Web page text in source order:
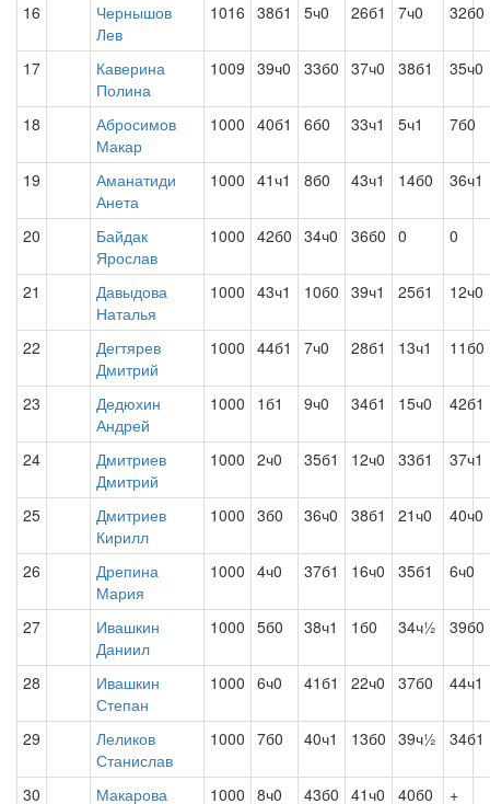
16
Чернышов
Лев
1016 38б1 5ч0 26б1 7ч0 32б0
17
Каверина
Полина
1009 39ч0 33б0 37ч0 38б1 35ч0
18
Абросимов
Макар
1000 40б1 6б0 33ч1 5ч1 7б0
19
Аманатиди
Анета
1000 41ч1 8б0 43ч1 14б0 36ч1
20
Байдак
Ярослав
1000 42б0 34ч0 36б0 0 0
21
Давыдова
Наталья
1000 43ч1 10б0 39ч1 25б1 12ч0
22
Дегтярев
Дмитрий
1000 44б1 7ч0 28б1 13ч1 11б0
23
Дедюхин
Андрей
1000 1б1 9ч0 34б1 15ч0 42б1
24
Дмитриев
Дмитрий
1000 2ч0 35б1 12ч0 33б1 37ч1
25
Дмитриев
Кирилл
1000 3б0 36ч0 38б1 21ч0 40ч0
26
Дрепина
Мария
1000 4ч0 37б1 16ч0 35б1 6ч0
27
Ивашкин
Даниил
1000 5б0 38ч1 1б0 34ч½ 39б0
28
Ивашкин
Степан
1000 6ч0 41б1 22ч0 37б0 44ч1
29
Леликов
Станислав
1000 7б0 40ч1 13б0 39ч½ 34б1
30 Макарова 1000 8ч0 43б0 41ч0 40б0 +